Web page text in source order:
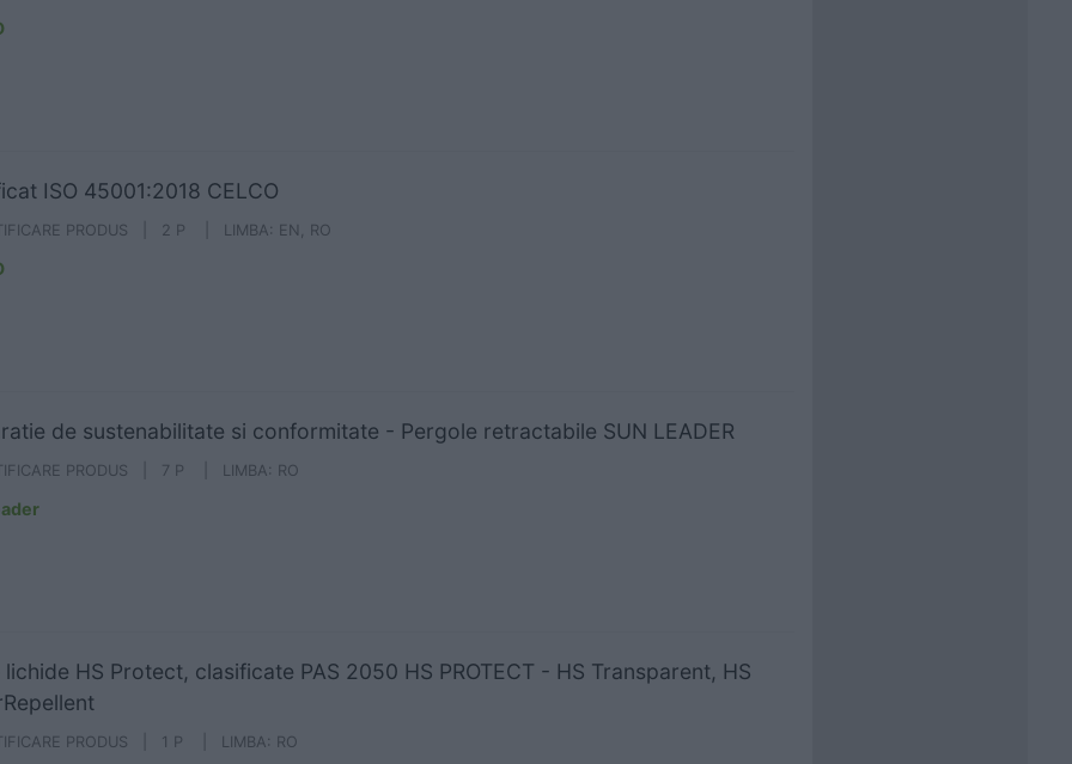
ISO 45001:2018 CELCO
PRODUS | 2 P | LIMBA: EN, RO
de sustenabilitate si conformitate - Pergole retractabile SUN LEADER
PRODUS | 7 P | LIMBA: RO
lichide HS Protect, clasificate PAS 2050 HS PROTECT - HS Transparent, HS
PRODUS | 1 P | LIMBA: RO